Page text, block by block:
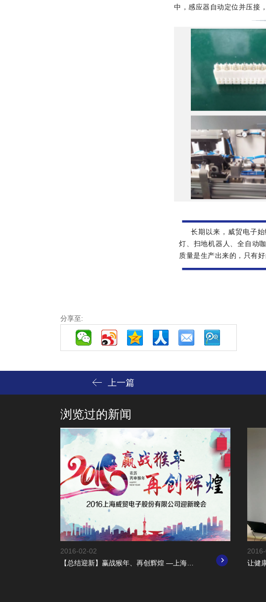
中，感应器自动定位并压接
长期以来，威贸电子始
灯、扫地机器人、全自动
质量是生产出来的，只有
分享至:
上一篇
浏览过的新闻
2016-02-02
【总结迎新】赢战猴年、再创辉煌 —上海威贸电子股份有限公司2016年迎新晚会